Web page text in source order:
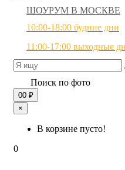
ШОУРУМ В МОСКВЕ
10:00-18:00 будние дни
11:00-17:00 выходные
Поиск по фото
00 ₽
×
В корзине пусто!
0